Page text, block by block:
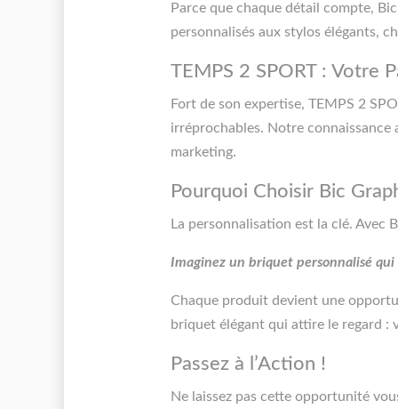
Parce que chaque détail compte,
personnalisés aux stylos élégants,
TEMPS 2 SPORT : Votre
Fort de son expertise, TEMPS 2
irréprochables. Notre connaissance
marketing.
Pourquoi Choisir Bic
La personnalisation est la clé. Avec
Imaginez un briquet personnalisé
Chaque produit devient une
briquet élégant qui attire le regard :
Passez à l’Action !
Ne laissez pas cette opportunité